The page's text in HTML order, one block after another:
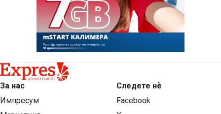
За нас
Импресум
Следете нѐ
Facebook